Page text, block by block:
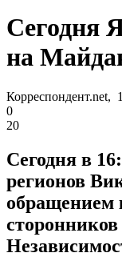
Сегодня
на
Корреспондент.net,
0
20
Сегодня в
регионов
обращением